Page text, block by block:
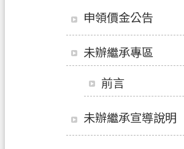
申領價金公告
未辦繼承專區
前言
未辦繼承宣導說明